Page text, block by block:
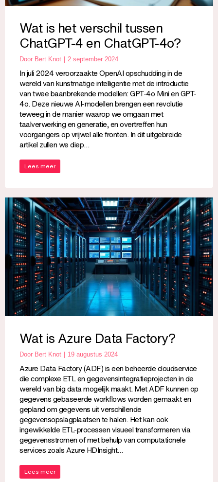
Wat is het verschil tussen
ChatGPT-4 en ChatGPT-4o?
Door Bert Knot 2 september 2024
In juli 2024 veroorzaakte OpenAI opschudding in de
wereld van kunstmatige intelligentie met de introductie
van twee baanbrekende modellen: GPT-4o Mini en GPT-
4o. Deze nieuwe AI-modellen brengen een revolutie
teweeg in de manier waarop we omgaan met
taalverwerking en generatie, en overtreffen hun
voorgangers op vrijwel alle fronten. In dit uitgebreide
artikel zullen we diep…
Lees meer
Wat is Azure Data Factory?
Door Bert Knot 19 augustus 2024
Azure Data Factory (ADF) is een beheerde cloudservice
die complexe ETL en gegevensintegratieprojecten in de
wereld van big data mogelijk maakt. Met ADF kunnen op
gegevens gebaseerde workflows worden gemaakt en
gepland om gegevens uit verschillende
gegevensopslagplaatsen te halen. Het kan ook
ingewikkelde ETL-processen visueel transformeren via
gegevensstromen of met behulp van computationele
services zoals Azure HDInsight…
Lees meer